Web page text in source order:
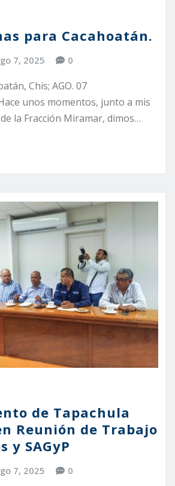
para Cacahoatán.
7, 2025 0
Chis; AGO. 07
unos momentos, junto a mis
la Fracción Miramar, dimos…
de Tapachula
Reunión de Trabajo
y SAGyP
7, 2025 0